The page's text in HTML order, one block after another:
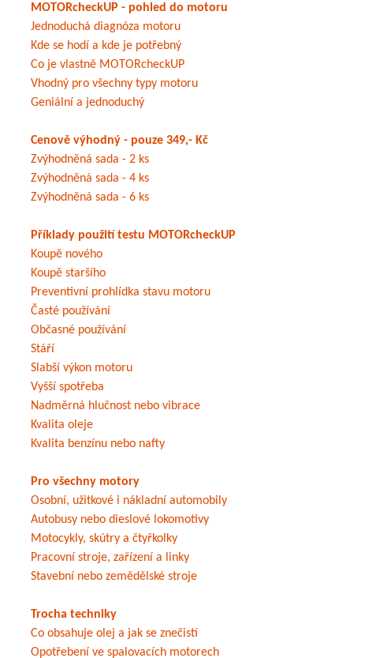
MOTORcheckUP - pohled do motoru
Jednoduchá diagnóza motoru
Kde se hodí a kde je potřebný
Co je vlastně MOTORcheckUP
Vhodný pro všechny typy motoru
Geniální a jednoduchý
Cenově výhodný - pouze 349,- Kč
Zvýhodněná sada - 2 ks
Zvýhodněná sada - 4 ks
Zvýhodněná sada - 6 ks
Příklady použití testu MOTORcheckUP
Koupě nového
Koupě staršího
Preventivní prohlídka stavu motoru
Časté používání
Občasné používání
Stáří
Slabší výkon motoru
Vyšší spotřeba
Nadměrná hlučnost nebo vibrace
Kvalita oleje
Kvalita benzínu nebo nafty
Pro všechny motory
Osobní, užitkové i nákladní automobily
Autobusy nebo dieslové lokomotivy
Motocykly, skútry a čtyřkolky
Pracovní stroje, zařízení a linky
Stavební nebo zemědělské stroje
Trocha techniky
Co obsahuje olej a jak se znečistí
Opotřebení ve spalovacích motorech